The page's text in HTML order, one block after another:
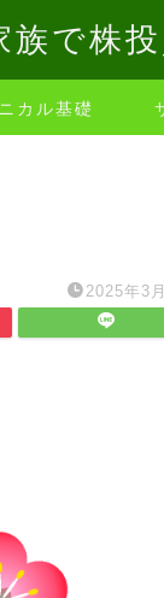
で株投
カル基礎
2025年3